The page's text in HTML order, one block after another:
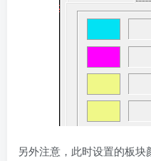
另外注意，此时设置的板块